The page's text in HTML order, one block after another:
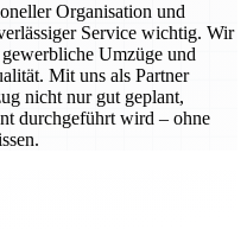
Organisation und
Service wichtig. Wir
Umzüge und
Mit uns als Partner
nicht nur gut geplant,
durchgeführt wird – ohne